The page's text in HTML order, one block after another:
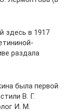
здесь в 1917
раздала
была первой
В. Г.
И. М.